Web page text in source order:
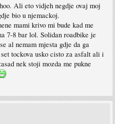
Ali eto vidjeh negdje ovaj moj
bio u njemackoj.
mami krivo mi bude kad me
7-8 bar lol. Solidan roadbike je
al nemam mjesta gdje da ga
tockova usko cisto za asfalt ali i
nek stoji mozda me pukne